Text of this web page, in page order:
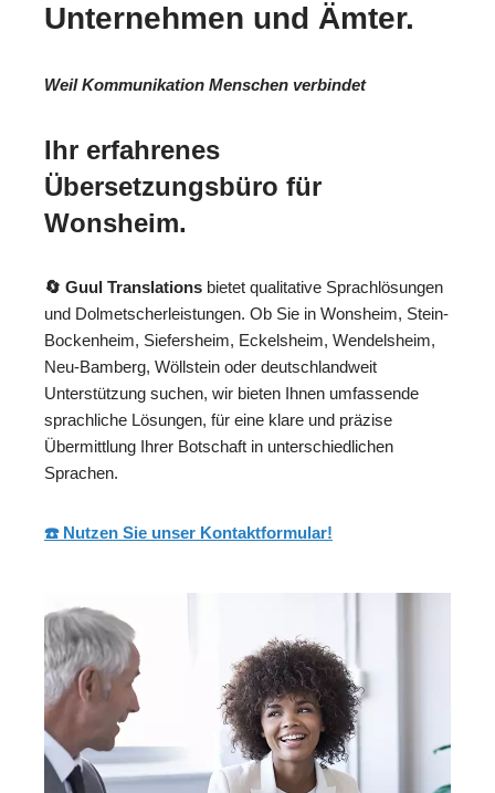
Unternehmen und Ämter.
Weil Kommunikation Menschen verbindet
Ihr erfahrenes
Übersetzungsbüro für
Wonsheim.
🔄 Guul Translations bietet qualitative Sprachlösungen
und Dolmetscherleistungen. Ob Sie in Wonsheim, Stein-
Bockenheim, Siefersheim, Eckelsheim, Wendelsheim,
Neu-Bamberg, Wöllstein oder deutschlandweit
Unterstützung suchen, wir bieten Ihnen umfassende
sprachliche Lösungen, für eine klare und präzise
Übermittlung Ihrer Botschaft in unterschiedlichen
Sprachen.
☎️ Nutzen Sie unser Kontaktformular!